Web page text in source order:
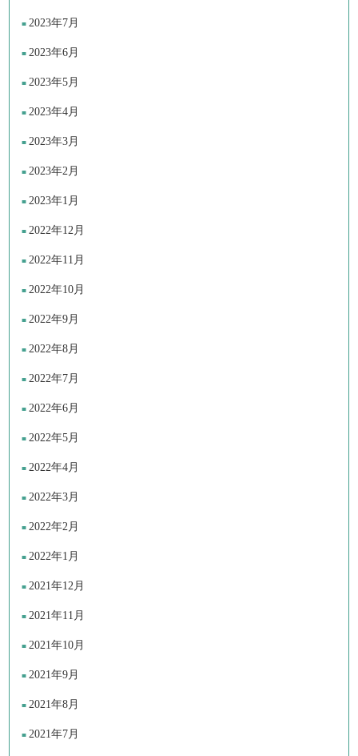
2023年7月
2023年6月
2023年5月
2023年4月
2023年3月
2023年2月
2023年1月
2022年12月
2022年11月
2022年10月
2022年9月
2022年8月
2022年7月
2022年6月
2022年5月
2022年4月
2022年3月
2022年2月
2022年1月
2021年12月
2021年11月
2021年10月
2021年9月
2021年8月
2021年7月